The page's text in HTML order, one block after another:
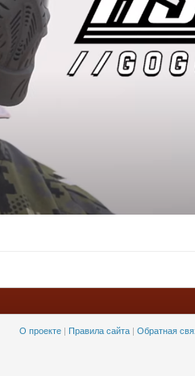
О проекте | Правила сайта | Обратная